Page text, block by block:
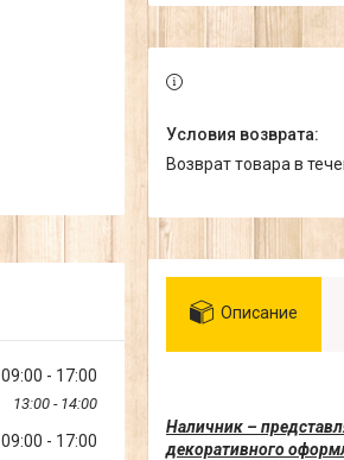
возврат товара в
Описание
Наличник –
декоративного
09:00 17:00
13:00 14:00
09:00 17:00